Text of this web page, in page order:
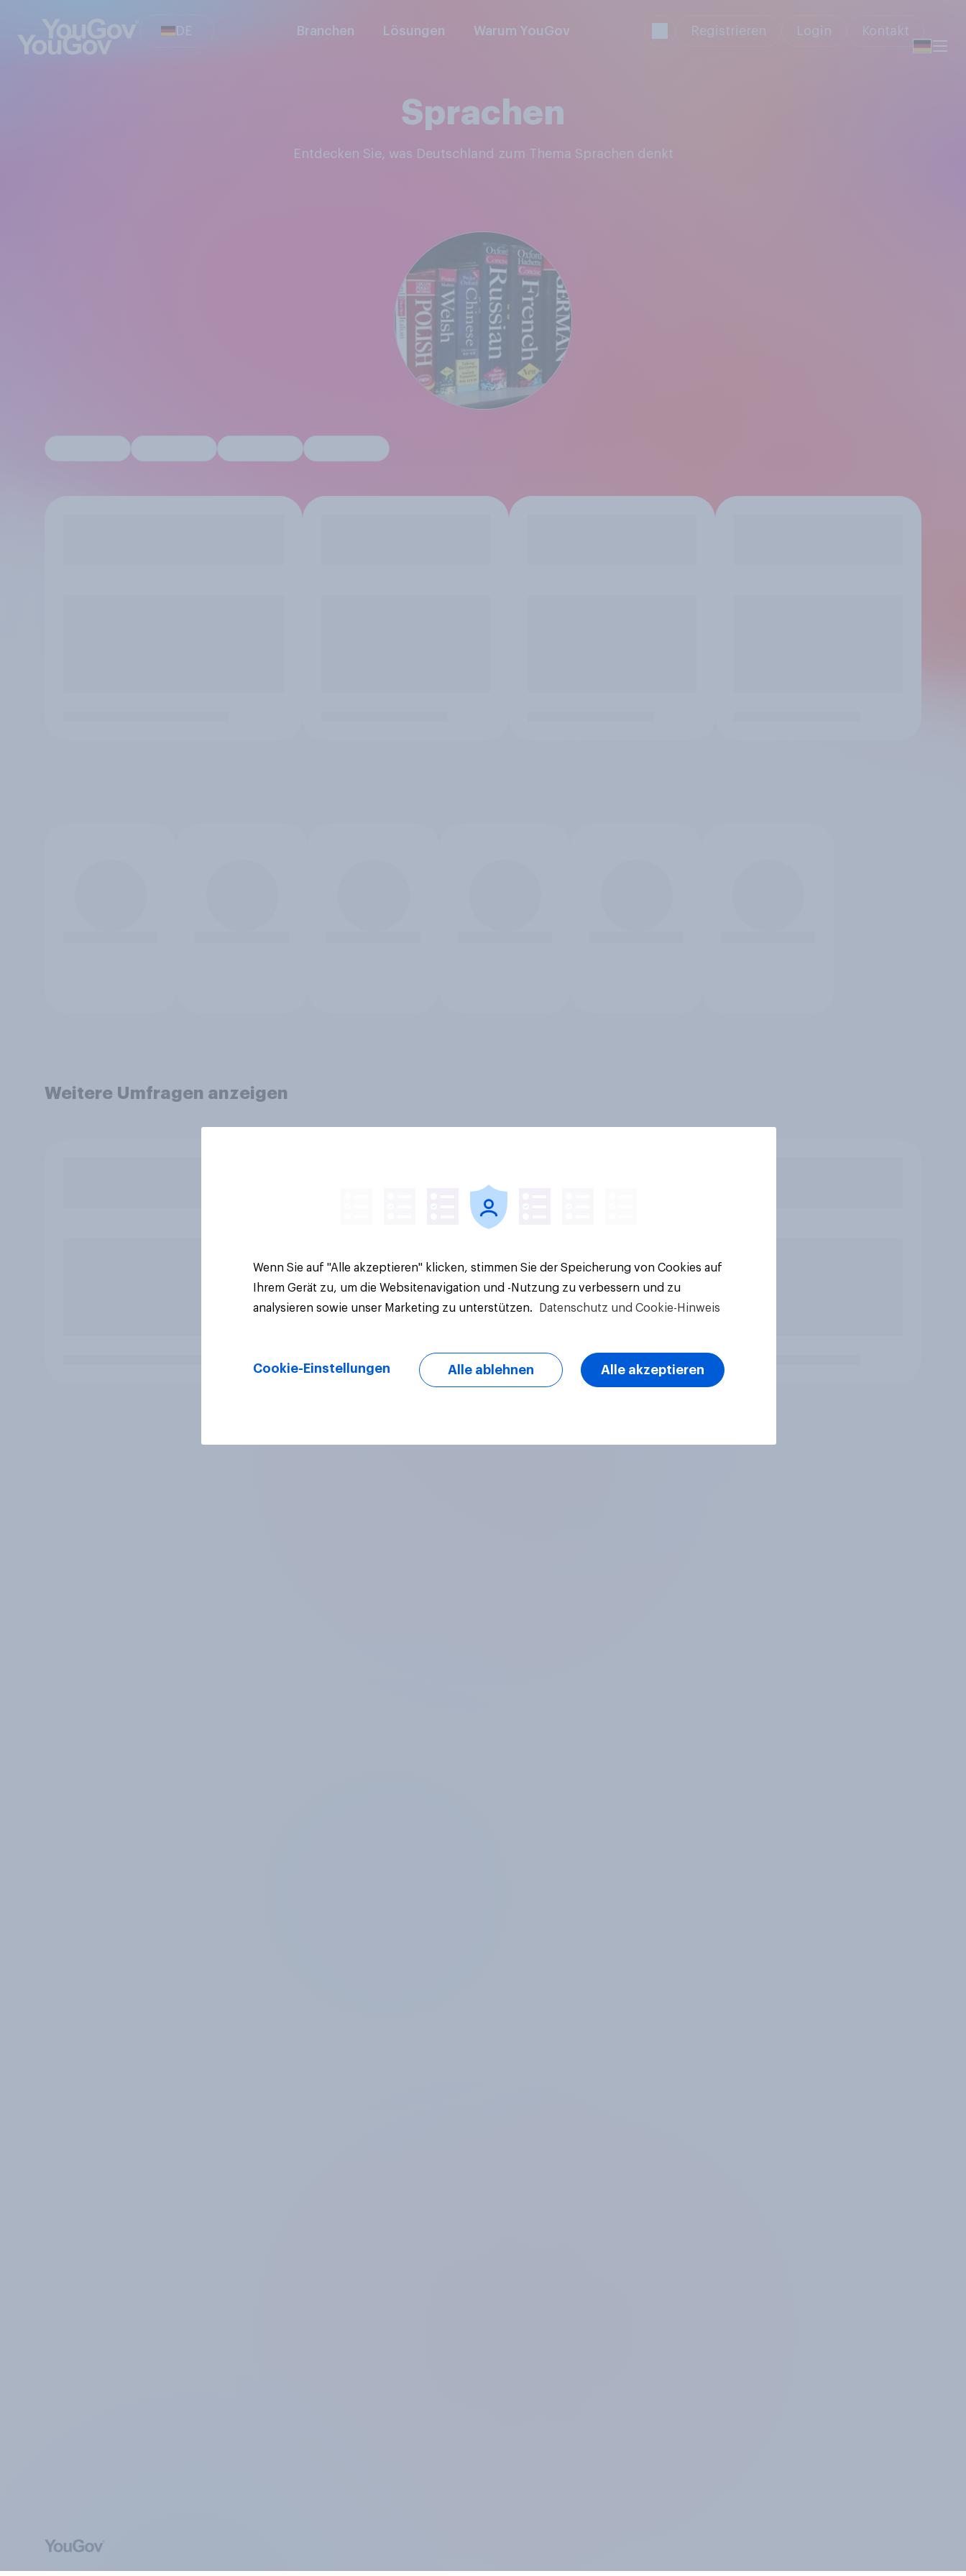
DE Branchen Lösungen Warum YouGov Registrieren Login Kontakt
Sprachen
Entdecken Sie, was Deutschland zum Thema Sprachen denkt
Weitere Umfragen anzeigen
Wenn Sie auf "Alle akzeptieren" klicken, stimmen Sie der Speicherung von Cookies auf
Ihrem Gerät zu, um die Websitenavigation und -Nutzung zu verbessern und zu
analysieren sowie unser Marketing zu unterstützen.
Datenschutz und Cookie-Hinweis
Cookie-Einstellungen Alle ablehnen Alle akzeptieren